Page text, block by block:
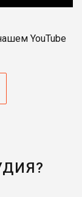
YouTube